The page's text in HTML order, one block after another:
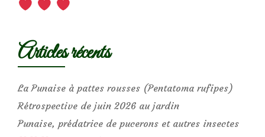
Articles récents
La Punaise à pattes rousses (Pentatoma rufipes)
Rétrospective de juin 2026 au jardin
Punaise, prédatrice de pucerons et autres insectes